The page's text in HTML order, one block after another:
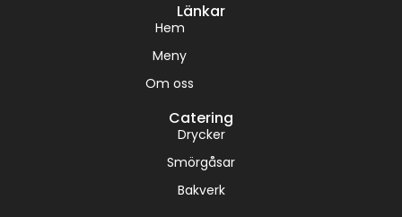
Länkar
Hem
Meny
Om oss
Catering
Drycker
Smörgåsar
Bakverk